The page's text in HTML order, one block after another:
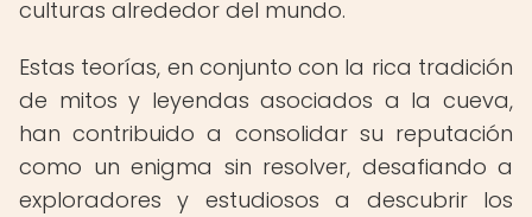
culturas alrededor del mundo.
Estas teorías, en conjunto con la rica tradición
de mitos y leyendas asociados a la cueva,
han contribuido a consolidar su reputación
como un enigma sin resolver, desafiando a
exploradores y estudiosos a descubrir los